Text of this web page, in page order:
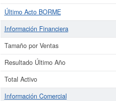
Último Acto BORME
Información Financiera
Tamaño por Ventas
Resultado Último Año
Total Activo
Información Comercial